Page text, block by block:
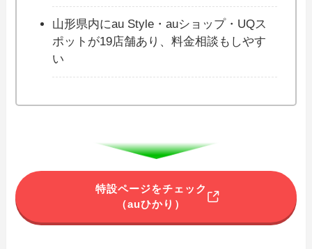
山形県内にau Style・auショップ・UQス
ポットが19店舗あり、料金相談もしやす
い
特設ページをチェック
（auひかり）